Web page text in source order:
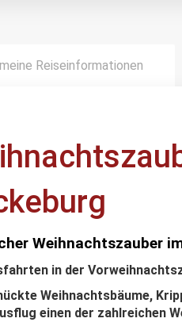
Reiseinformationen
Weihnachtszauber
in der
Weihnachtsbäume,
einen der zahlreichen